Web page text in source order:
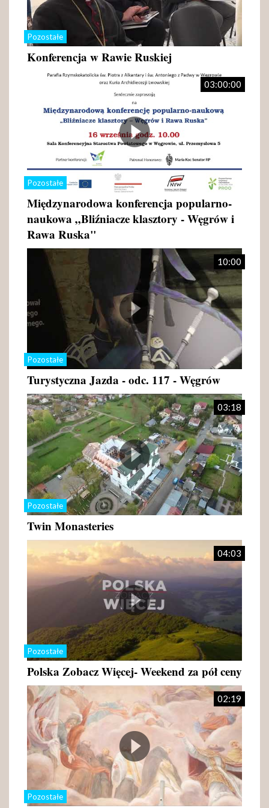
Pozostałe
Konferencja w Rawie Ruskiej
Pozostałe
03:00:00
Międzynarodowa konferencja popularno-
naukowa „Bliźniacze klasztory - Węgrów i
Rawa Ruska"
Pozostałe
10:00
Turystyczna Jazda - odc. 117 - Węgrów
Pozostałe
03:18
Twin Monasteries
Pozostałe
04:03
Polska Zobacz Więcej- Weekend za pół ceny
Pozostałe
02:19